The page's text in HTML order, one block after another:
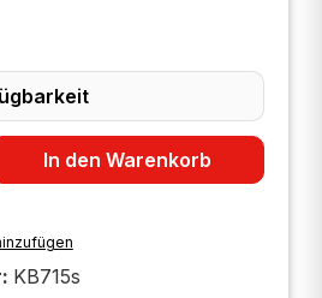
Gib den
In den Warenkorb
KB715s